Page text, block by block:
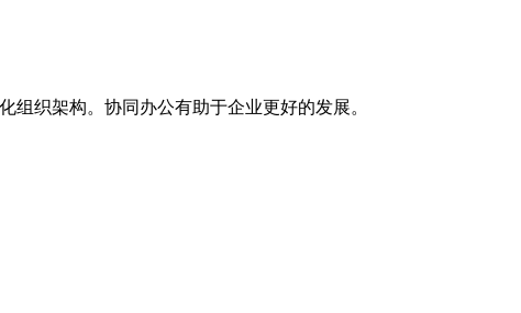
织架构。协同办公有助于企业更好的发展。